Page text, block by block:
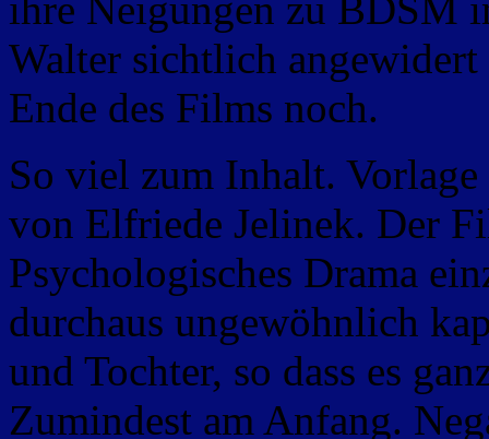
Walter sichtlich
Ende des Films noch.
So viel zum Inhalt.
von Elfriede Jelinek. Der
Psychologisches Drama
durchaus ungewöhnlich
und Tochter, so dass es
Zumindest am Anfang.